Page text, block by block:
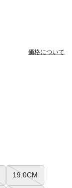
価格について
19.0CM